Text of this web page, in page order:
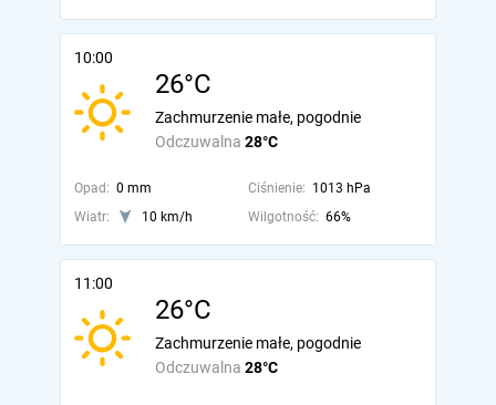
10:00
26°C
Odczuwalna 28°C
Zachmurzenie małe, pogodnie
Opad: 0 mm Ciśnienie: 1013 hPa
Wiatr:
10 km/h Wilgotność: 66%
11:00
26°C
Odczuwalna 28°C
Zachmurzenie małe, pogodnie